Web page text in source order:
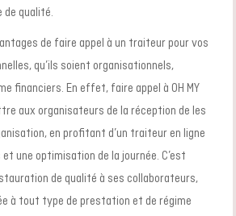
de qualité.
de faire appel à un traiteur pour vos
qu’ils soient organisationnels,
financiers. En effet, faire appel à OH MY
aux organisateurs de la réception de les
en profitant d’un traiteur en ligne
une optimisation de la journée. C’est
de qualité à ses collaborateurs,
à tout type de prestation et de régime